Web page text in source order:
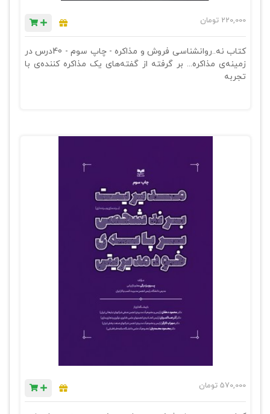
220,000 تومان
کتاب نه..روانشناسی فروش و مذاکره - چاپ سوم - 40درس در
زمینه‌ی مذاکره... بر گرفته از گفته‌های یک مذاکره کننده‌ی با
تجربه
570,000 تومان